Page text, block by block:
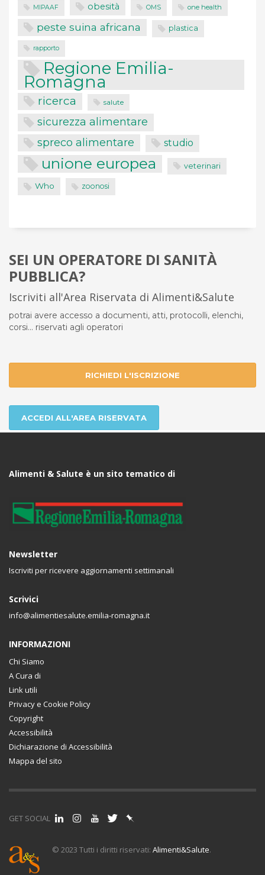
MIPAAF obesità OMS one health
peste suina africana plastica
rapporto
Regione Emilia-
Romagna
ricerca salute
sicurezza alimentare
spreco alimentare studio
unione europea veterinari
Who zoonosi
SEI UN OPERATORE DI SANITÀ
PUBBLICA?
Iscriviti all'Area Riservata di Alimenti&Salute
potrai avere accesso a documenti, atti, protocolli, elenchi,
corsi... riservati agli operatori
RICHIEDI L'ISCRIZIONE
ACCEDI ALL'AREA RISERVATA
Alimenti & Salute è un sito tematico di
Newsletter
Iscriviti per ricevere aggiornamenti settimanali
Scrivici
info@alimentiesalute.emilia-romagna.it
INFORMAZIONI
Chi Siamo
A Cura di
Link utili
Privacy e Cookie Policy
Copyright
Accessibilità
Dichiarazione di Accessibilità
Mappa del sito
GET SOCIAL
© 2023 Tutti i diritti riservati: Alimenti&Salute.